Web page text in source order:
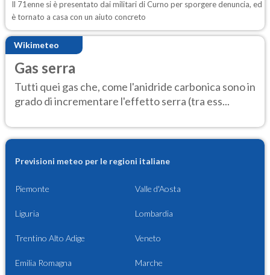
Il 71enne si è presentato dai militari di Curno per sporgere denuncia, ed
è tornato a casa con un aiuto concreto
Wikimeteo
Gas serra
Tutti quei gas che, come l'anidride carbonica sono in
grado di incrementare l'effetto serra (tra ess...
Previsioni meteo per le regioni italiane
Piemonte Valle d'Aosta
Liguria Lombardia
Trentino Alto Adige Veneto
Emilia Romagna Marche